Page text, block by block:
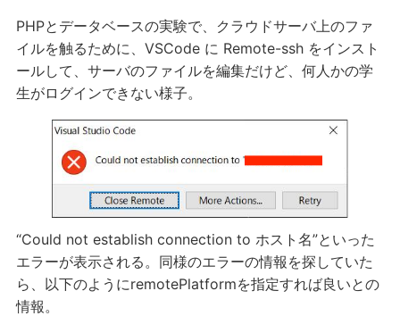
PHPとデータベースの実験で、クラウドサーバ上のファ
イルを触るために、VSCode に Remote-ssh をインスト
ールして、サーバのファイルを編集だけど、何人かの学
生がログインできない様子。
“Could not establish connection to ホスト名”といった
エラーが表示される。同様のエラーの情報を探していた
ら、以下のようにremotePlatformを指定すれば良いとの
情報。